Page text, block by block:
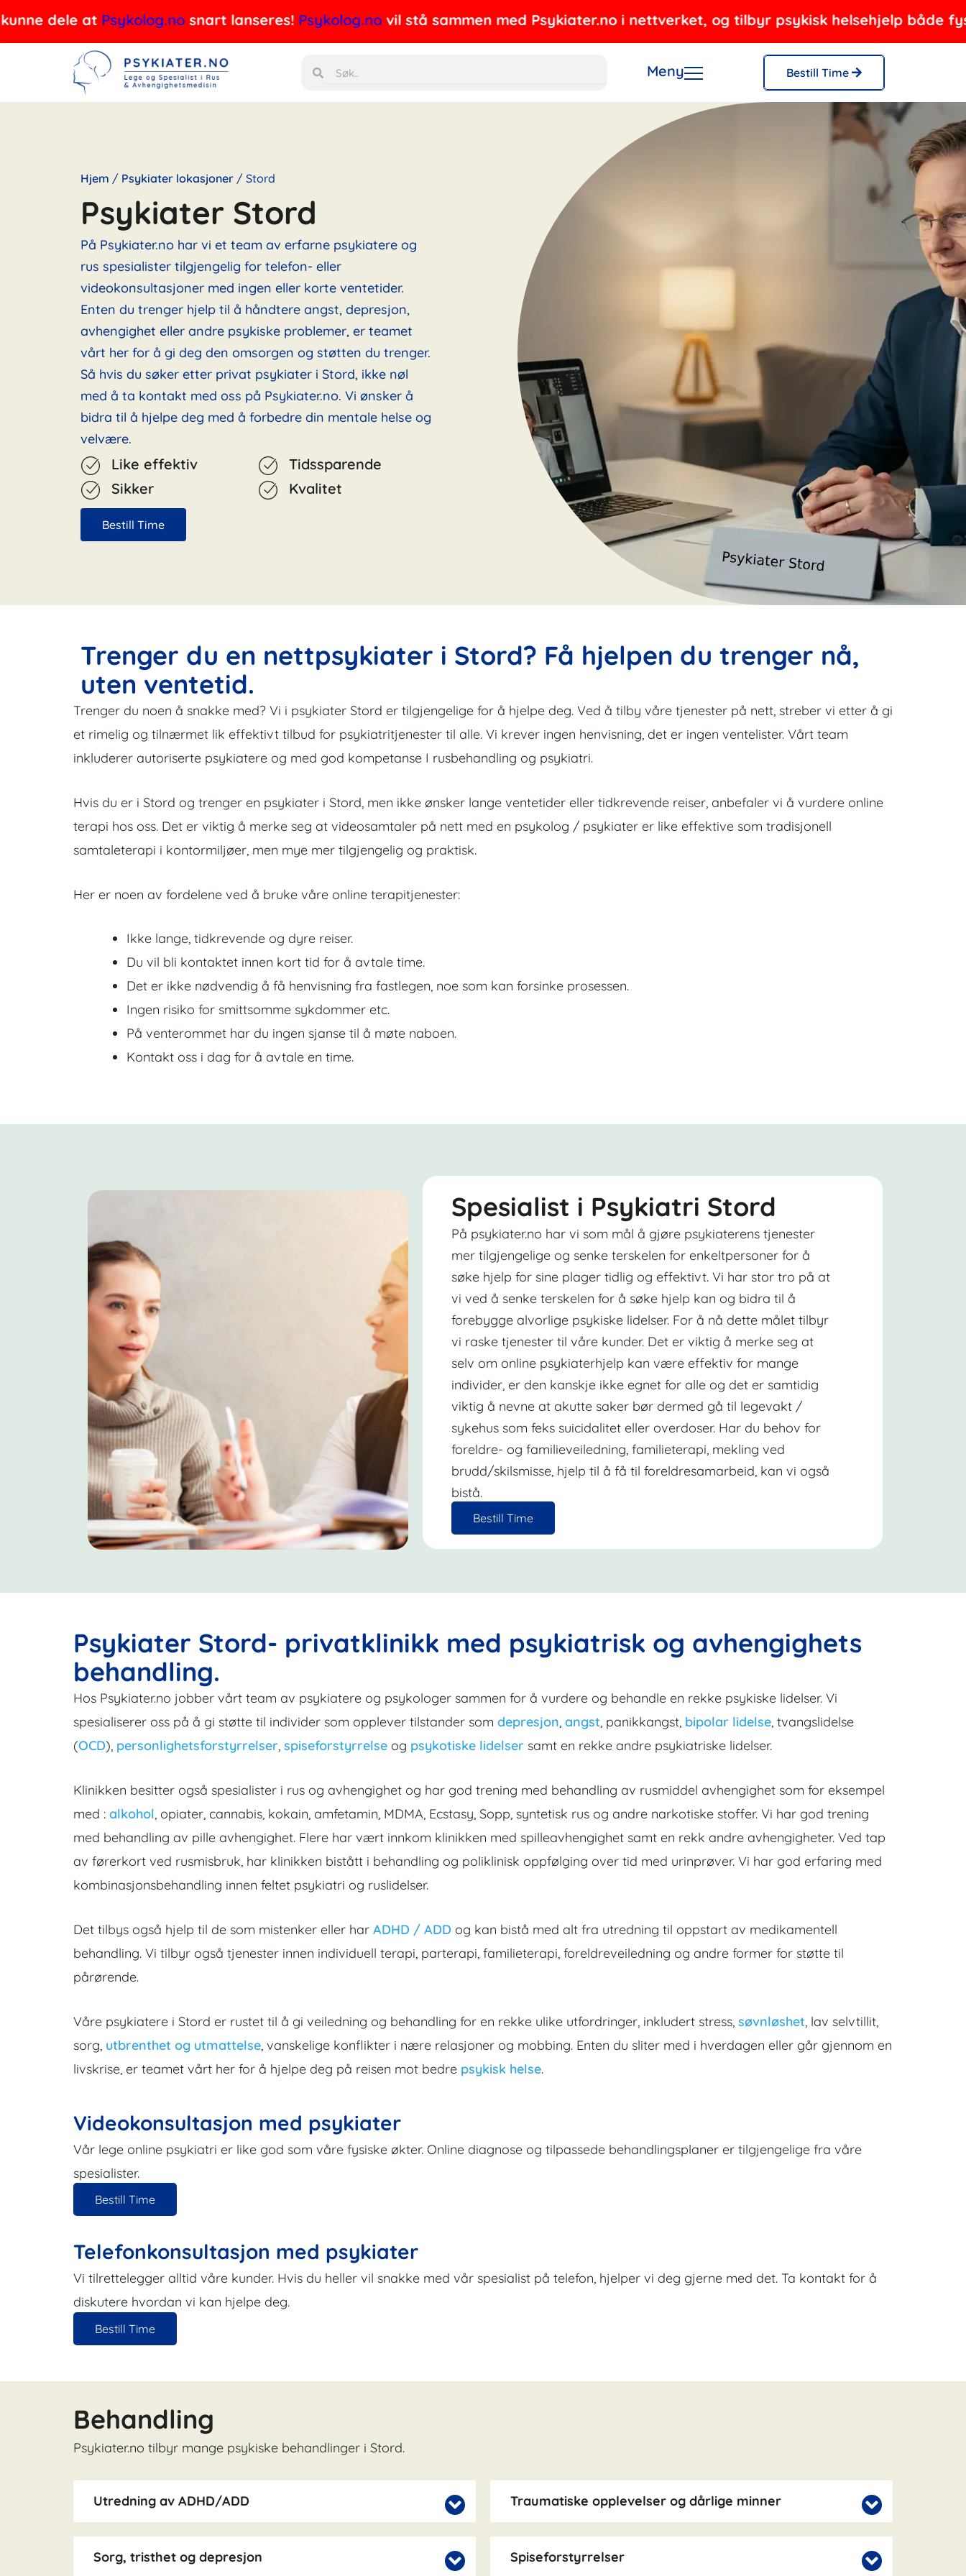
Hopp
dele atPsykolog.nosnart lanseres!Psykolog.novil stå sammen med Psykiater.no i nettverket, og tilbyr psykisk helsehjelp både fysisk
Meny Bestill Time
Hjem / Psykiater lokasjoner / Stord
Psykiater Stord
På Psykiater.no har vi et team av erfarne psykiatere og
rus spesialister tilgjengelig for telefon- eller
videokonsultasjoner med ingen eller korte ventetider.
Enten du trenger hjelp til å håndtere angst, depresjon,
avhengighet eller andre psykiske problemer, er teamet
vårt her for å gi deg den omsorgen og støtten du trenger.
Så hvis du søker etter privat psykiater i Stord, ikke nøl
med å ta kontakt med oss på Psykiater.no. Vi ønsker å
bidra til å hjelpe deg med å forbedre din mentale helse og
velvære.
Like effektiv
Tidssparende
Sikker
Kvalitet
Bestill Time
Trenger du en nettpsykiater i Stord? Få hjelpen du trenger nå,
uten ventetid.
Trenger du noen å snakke med? Vi i psykiater Stord er tilgjengelige for å hjelpe deg. Ved å tilby våre tjenester på nett, streber vi etter å gi
et rimelig og tilnærmet lik effektivt tilbud for psykiatritjenester til alle. Vi krever ingen henvisning, det er ingen ventelister. Vårt team
inkluderer autoriserte psykiatere og med god kompetanse I rusbehandling og psykiatri.
Hvis du er i Stord og trenger en psykiater i Stord, men ikke ønsker lange ventetider eller tidkrevende reiser, anbefaler vi å vurdere online
terapi hos oss. Det er viktig å merke seg at videosamtaler på nett med en psykolog / psykiater er like effektive som tradisjonell
samtaleterapi i kontormiljøer, men mye mer tilgjengelig og praktisk.
Her er noen av fordelene ved å bruke våre online terapitjenester:
Ikke lange, tidkrevende og dyre reiser.
Du vil bli kontaktet innen kort tid for å avtale time.
Det er ikke nødvendig å få henvisning fra fastlegen, noe som kan forsinke prosessen.
Ingen risiko for smittsomme sykdommer etc.
På venterommet har du ingen sjanse til å møte naboen.
Kontakt oss i dag for å avtale en time.
Spesialist i Psykiatri Stord
På psykiater.no har vi som mål å gjøre psykiaterens tjenester
mer tilgjengelige og senke terskelen for enkeltpersoner for å
søke hjelp for sine plager tidlig og effektivt. Vi har stor tro på at
vi ved å senke terskelen for å søke hjelp kan og bidra til å
forebygge alvorlige psykiske lidelser. For å nå dette målet tilbyr
vi raske tjenester til våre kunder. Det er viktig å merke seg at
selv om online psykiaterhjelp kan være effektiv for mange
individer, er den kanskje ikke egnet for alle og det er samtidig
viktig å nevne at akutte saker bør dermed gå til legevakt /
sykehus som feks suicidalitet eller overdoser. Har du behov for
foreldre- og familieveiledning, familieterapi, mekling ved
brudd/skilsmisse, hjelp til å få til foreldresamarbeid, kan vi også
bistå.
Bestill Time
Psykiater Stord- privatklinikk med psykiatrisk og avhengighets
behandling.
Hos Psykiater.no jobber vårt team av psykiatere og psykologer sammen for å vurdere og behandle en rekke psykiske lidelser. Vi
spesialiserer oss på å gi støtte til individer som opplever tilstander som depresjon, angst, panikkangst, bipolar lidelse, tvangslidelse
(OCD), personlighetsforstyrrelser, spiseforstyrrelse og psykotiske lidelser samt en rekke andre psykiatriske lidelser.
Klinikken besitter også spesialister i rus og avhengighet og har god trening med behandling av rusmiddel avhengighet som for eksempel
med : alkohol, opiater, cannabis, kokain, amfetamin, MDMA, Ecstasy, Sopp, syntetisk rus og andre narkotiske stoffer. Vi har god trening
med behandling av pille avhengighet. Flere har vært innkom klinikken med spilleavhengighet samt en rekk andre avhengigheter. Ved tap
av førerkort ved rusmisbruk, har klinikken bistått i behandling og poliklinisk oppfølging over tid med urinprøver. Vi har god erfaring med
kombinasjonsbehandling innen feltet psykiatri og ruslidelser.
Det tilbys også hjelp til de som mistenker eller har ADHD / ADD og kan bistå med alt fra utredning til oppstart av medikamentell
behandling. Vi tilbyr også tjenester innen individuell terapi, parterapi, familieterapi, foreldreveiledning og andre former for støtte til
pårørende.
Våre psykiatere i Stord er rustet til å gi veiledning og behandling for en rekke ulike utfordringer, inkludert stress, søvnløshet, lav selvtillit,
sorg, utbrenthet og utmattelse, vanskelige konflikter i nære relasjoner og mobbing. Enten du sliter med i hverdagen eller går gjennom en
livskrise, er teamet vårt her for å hjelpe deg på reisen mot bedre psykisk helse.
Videokonsultasjon med psykiater
Vår lege online psykiatri er like god som våre fysiske økter. Online diagnose og tilpassede behandlingsplaner er tilgjengelige fra våre
spesialister.
Bestill Time
Telefonkonsultasjon med psykiater
Vi tilrettelegger alltid våre kunder. Hvis du heller vil snakke med vår spesialist på telefon, hjelper vi deg gjerne med det. Ta kontakt for å
diskutere hvordan vi kan hjelpe deg.
Bestill Time
Behandling
Psykiater.no tilbyr mange psykiske behandlinger i Stord.
Utredning av ADHD/ADD Traumatiske opplevelser og dårlige minner
Sorg, tristhet og depresjon Spiseforstyrrelser